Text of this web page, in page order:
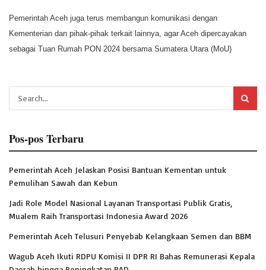
Pemerintah Aceh juga terus membangun komunikasi dengan
Kementerian dan pihak-pihak terkait lainnya, agar Aceh dipercayakan
sebagai Tuan Rumah PON 2024 bersama Sumatera Utara (MoU)
Pos-pos Terbaru
Pemerintah Aceh Jelaskan Posisi Bantuan Kementan untuk
Pemulihan Sawah dan Kebun
Jadi Role Model Nasional Layanan Transportasi Publik Gratis,
Mualem Raih Transportasi Indonesia Award 2026
Pemerintah Aceh Telusuri Penyebab Kelangkaan Semen dan BBM
Wagub Aceh Ikuti RDPU Komisi II DPR RI Bahas Remunerasi Kepala